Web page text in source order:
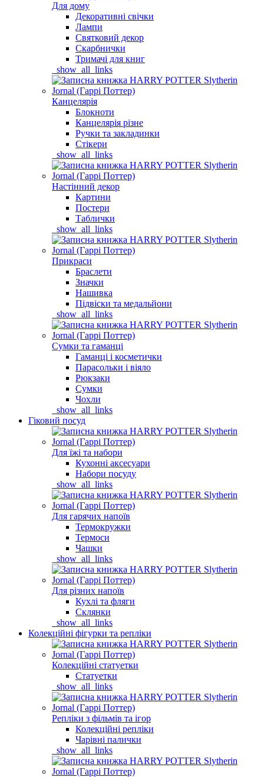
Для дому
Декоративні свічки
Лампи
Святковий декор
Скарбнички
Тримачі для книг
_show_all_links
Канцелярія
Блокноти
Канцелярія різне
Ручки та закладинки
Стікери
_show_all_links
Настінний декор
Картини
Постери
Таблички
_show_all_links
Прикраси
Браслети
Значки
Нашивка
Підвіски та медальйони
_show_all_links
Сумки та гаманці
Гаманці і косметички
Парасольки і віяло
Рюкзаки
Сумки
Чохли
_show_all_links
Гіковий посуд
Для їжі та набори
Кухонні аксесуари
Набори посуду
_show_all_links
Для гарячих напоїв
Термокружки
Термоси
Чашки
_show_all_links
Для різних напоїв
Кухлі та фляги
Склянки
_show_all_links
Колекційні фігурки та репліки
Колекційні статуетки
Статуетки
_show_all_links
Репліки з фільмів та ігор
Колекційні репліки
Чарівні палички
_show_all_links